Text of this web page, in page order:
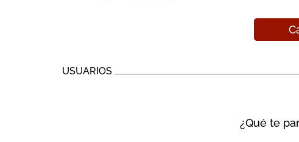
USUARIOS
¿Qué te